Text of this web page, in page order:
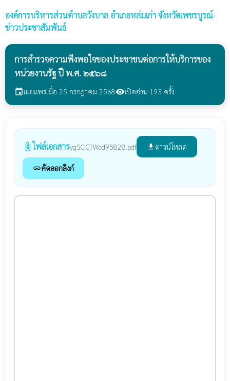
องค์การบริหารส่วนตำบลวังบาล อำเภอหล่มเก่า จังหวัดเพชรบูรณ์›
ข่าวประชาสัมพันธ์
การสํารวจความพึงพอใจของประชาชนต่อการให้บริการของ
หน่วยงานรัฐ ปี พ.ศ. ๒๕๖๘
eventเผยแพร่เมื่อ 25 กรกฎาคม 2568visibilityเปิดอ่าน 193 ครั้ง
attach_file ไฟล์เอกสารyqSCICTWed95828.pdf file_download ดาวน์โหลด
linkคัดลอกลิงก์